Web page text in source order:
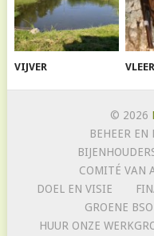
VIJVER
© 2026
BEHEER EN
COMITÉ VAN
DOEL EN VISIE
GROENE
HUUR ONZE